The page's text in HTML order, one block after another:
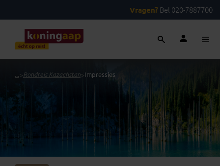
Vragen? Bel 020-7887700
...> Rondreis Kazachstan>Impressies